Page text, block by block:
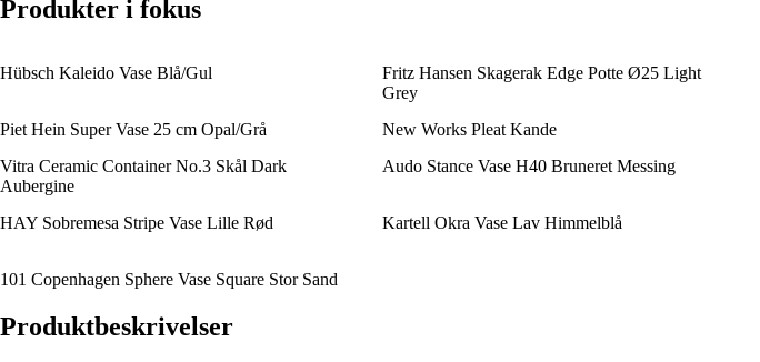
Produkter i fokus
Hübsch Kaleido Vase Blå/Gul
Fritz Hansen Skagerak Edge Potte Ø25 Light
Grey
Piet Hein Super Vase 25 cm Opal/Grå New Works Pleat Kande
Vitra Ceramic Container No.3 Skål Dark
Aubergine
Audo Stance Vase H40 Bruneret Messing
HAY Sobremesa Stripe Vase Lille Rød Kartell Okra Vase Lav Himmelblå
101 Copenhagen Sphere Vase Square Stor Sand
Produktbeskrivelser